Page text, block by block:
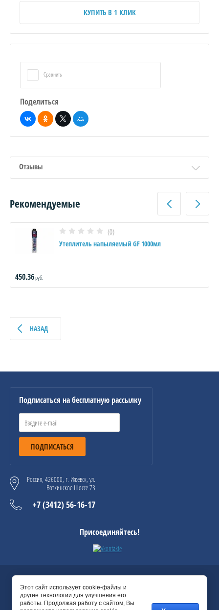
КУПИТЬ В 1 КЛИК
Сравнить
Поделиться
Отзывы
Рекомендуемые
(0)
Утеплитель напыляемый GF 1000мл
450.36руб.
НАЗАД
Подписаться на бесплатную рассылку
ПОДПИСАТЬСЯ
Россия, 426000, г. Ижевск, ул.
Воткинское Шоссе 73
+7 (3412) 56-16-17
Присоединяйтесь!
Этот сайт использует cookie-файлы и
другие технологии для улучшения его
работы. Продолжая работу с сайтом, Вы